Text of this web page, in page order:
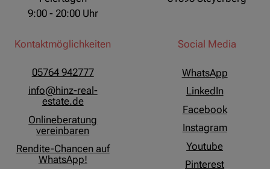
9:00 - 20:00 Uhr
Kontaktmöglichkeiten
05764 942777
info@hinz-real-
estate.de
Onlineberatung
vereinbaren
Rendite-Chancen auf
WhatsApp!
Social Media
WhatsApp
LinkedIn
Facebook
Instagram
Youtube
Pinterest